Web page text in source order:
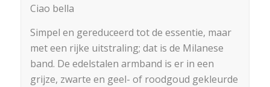
Ciao bella
Simpel en gereduceerd tot de essentie, maar
met een rijke uitstraling; dat is de Milanese
band. De edelstalen armband is er in een
grijze, zwarte en geel- of roodgoud gekleurde